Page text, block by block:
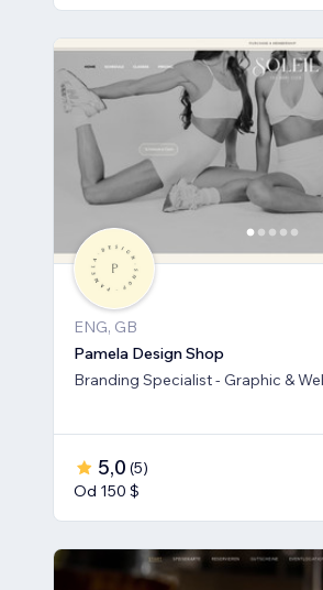
ENG, GB
Pamela Design Shop
Branding Specialist - Graphic &
5,0 (5)
Od 150 $